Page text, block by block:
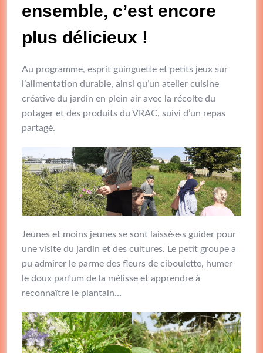
ensemble, c’est encore
plus délicieux !
Au programme, esprit guinguette et petits jeux sur
l’alimentation durable, ainsi qu’un atelier cuisine
créative du jardin en plein air avec la récolte du
potager et des produits du VRAC, suivi d’un repas
partagé.
Jeunes et moins jeunes se sont laissé·e·s guider pour
une visite du jardin et des cultures. Le petit groupe a
pu admirer le parme des fleurs de ciboulette, humer
le doux parfum de la mélisse et apprendre à
reconnaître le plantain…